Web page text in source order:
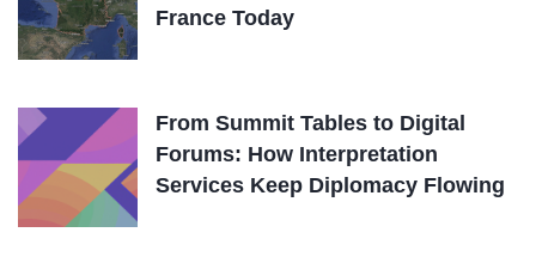
France Today
From Summit Tables to Digital
Forums: How Interpretation
Services Keep Diplomacy Flowing